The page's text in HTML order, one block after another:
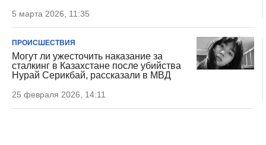
5 марта 2026, 11:35
ПРОИСШЕСТВИЯ
Могут ли ужесточить наказание за
сталкинг в Казахстане после убийства
Нурай Серикбай, рассказали в МВД
25 февраля 2026, 14:11